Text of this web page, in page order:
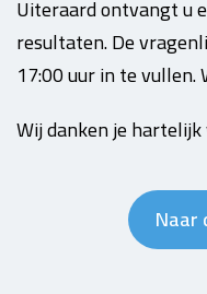
Uiteraard ontvangt u
resultaten. De
17:00 uur in te
Wij danken je
Naar